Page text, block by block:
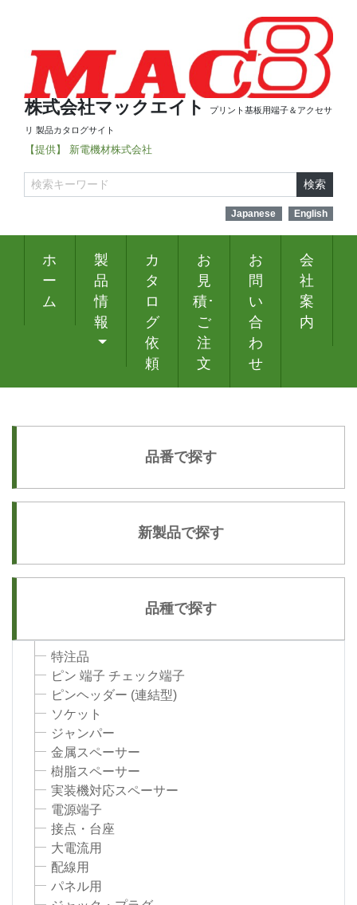
株式会社マックエイト プリント基板用端子＆アクセサ
リ 製品カタログサイト
【提供】 新電機材株式会社
検索
Japanese English
ホ
ー
ム
製
品
情
報
カ
タ
ロ
グ
依
頼
お
見
積･
ご
注
文
お
問
い
合
わ
せ
会
社
案
内
品番で探す
新製品で探す
品種で探す
特注品
ピン 端子 チェック端子
ピンヘッダー (連結型)
ソケット
ジャンパー
金属スペーサー
樹脂スペーサー
実装機対応スペーサー
電源端子
接点・台座
大電流用
配線用
パネル用